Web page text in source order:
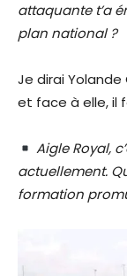
attaquante t’a
plan national ?
Je dirai
et face à elle, il
Aigle Royal,
actuellement.
formation